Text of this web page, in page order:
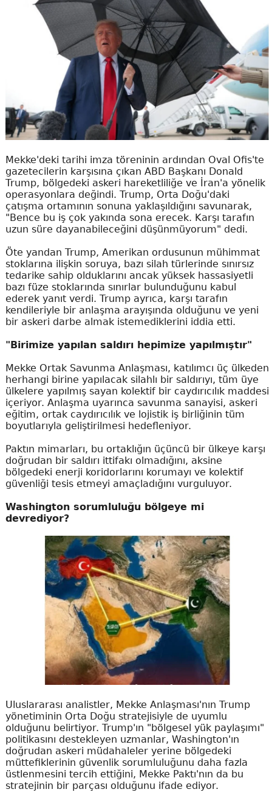
Mekke'deki tarihi imza töreninin ardından Oval Ofis'te
gazetecilerin karşısına çıkan ABD Başkanı Donald
Trump, bölgedeki askeri hareketliliğe ve İran'a yönelik
operasyonlara değindi. Trump, Orta Doğu'daki
çatışma ortamının sonuna yaklaşıldığını savunarak,
"Bence bu iş çok yakında sona erecek. Karşı tarafın
uzun süre dayanabileceğini düşünmüyorum" dedi.
Öte yandan Trump, Amerikan ordusunun mühimmat
stoklarına ilişkin soruya, bazı silah türlerinde sınırsız
tedarike sahip olduklarını ancak yüksek hassasiyetli
bazı füze stoklarında sınırlar bulunduğunu kabul
ederek yanıt verdi. Trump ayrıca, karşı tarafın
kendileriyle bir anlaşma arayışında olduğunu ve yeni
bir askeri darbe almak istemediklerini iddia etti.
"Birimize yapılan saldırı hepimize yapılmıştır"
Mekke Ortak Savunma Anlaşması, katılımcı üç ülkeden
herhangi birine yapılacak silahlı bir saldırıyı, tüm üye
ülkelere yapılmış sayan kolektif bir caydırıcılık maddesi
içeriyor. Anlaşma uyarınca savunma sanayisi, askeri
eğitim, ortak caydırıcılık ve lojistik iş birliğinin tüm
boyutlarıyla geliştirilmesi hedefleniyor.
Paktın mimarları, bu ortaklığın üçüncü bir ülkeye karşı
doğrudan bir saldırı ittifakı olmadığını, aksine
bölgedeki enerji koridorlarını korumayı ve kolektif
güvenliği tesis etmeyi amaçladığını vurguluyor.
Washington sorumluluğu bölgeye mi
devrediyor?
Uluslararası analistler, Mekke Anlaşması'nın Trump
yönetiminin Orta Doğu stratejisiyle de uyumlu
olduğunu belirtiyor. Trump'ın "bölgesel yük paylaşımı"
politikasını destekleyen uzmanlar, Washington'ın
doğrudan askeri müdahaleler yerine bölgedeki
müttefiklerinin güvenlik sorumluluğunu daha fazla
üstlenmesini tercih ettiğini, Mekke Paktı'nın da bu
stratejinin bir parçası olduğunu ifade ediyor.